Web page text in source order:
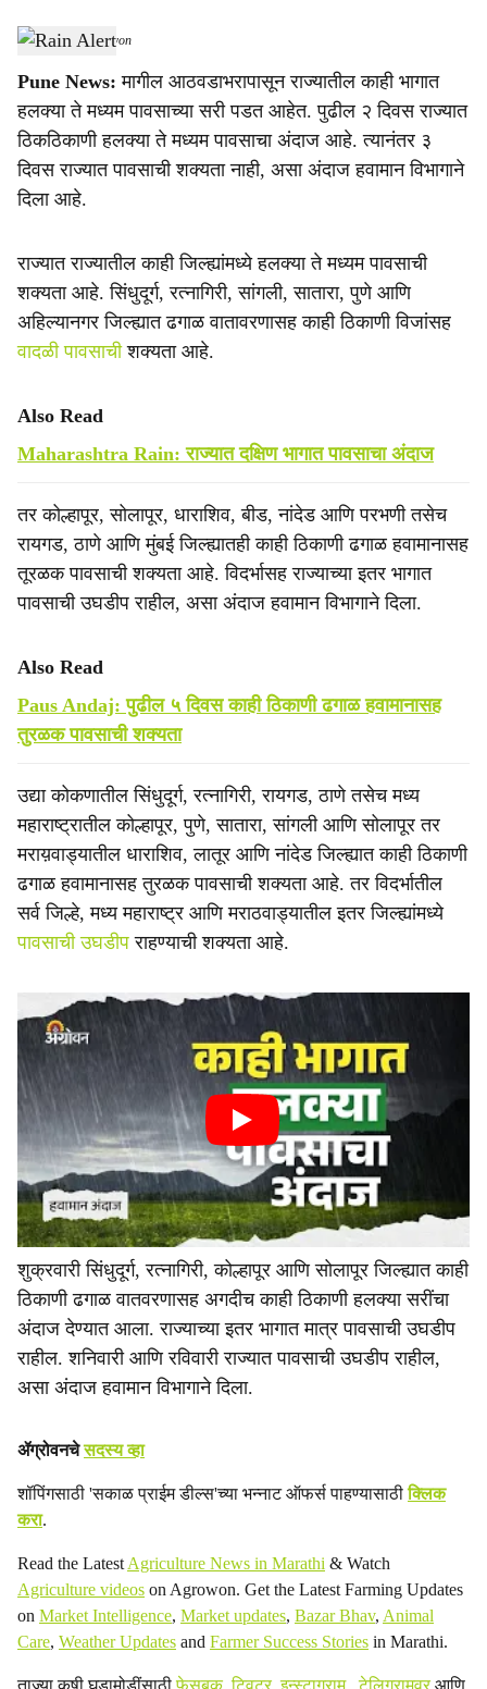
a
r
e
Rain Alert-Agrowon
Pune News: मागील आठवडाभरापासून राज्यातील काही भागात
हलक्या ते मध्यम पावसाच्या सरी पडत आहेत. पुढील २ दिवस राज्यात
ठिकठिकाणी हलक्या ते मध्यम पावसाचा अंदाज आहे. त्यानंतर ३
दिवस राज्यात पावसाची शक्यता नाही, असा अंदाज हवामान विभागाने
दिला आहे.
राज्यात राज्यातील काही जिल्ह्यांमध्ये हलक्या ते मध्यम पावसाची
शक्यता आहे. सिंधुदूर्ग, रत्नागिरी, सांगली, सातारा, पुणे आणि
अहिल्यानगर जिल्ह्यात ढगाळ वातावरणासह काही ठिकाणी विजांसह
वादळी पावसाचीशक्यता आहे.
Also Read
Maharashtra Rain: राज्यात दक्षिण भागात पावसाचा अंदाज
तर कोल्हापूर, सोलापूर, धाराशिव, बीड, नांदेड आणि परभणी तसेच
रायगड, ठाणे आणि मुंबई जिल्ह्यातही काही ठिकाणी ढगाळ हवामानासह
तूरळक पावसाची शक्यता आहे. विदर्भासह राज्याच्या इतर भागात
पावसाची उघडीप राहील, असा अंदाज हवामान विभागाने दिला.
Also Read
Paus Andaj: पुढील ५ दिवस काही ठिकाणी ढगाळ हवामानासह
तुरळक पावसाची शक्यता
उद्या कोकणातील सिंधुदूर्ग, रत्नागिरी, रायगड, ठाणे तसेच मध्य
महाराष्ट्रातील कोल्हापूर, पुणे, सातारा, सांगली आणि सोलापूर तर
मराय़वाड्यातील धाराशिव, लातूर आणि नांदेड जिल्ह्यात काही ठिकाणी
ढगाळ हवामानासह तुरळक पावसाची शक्यता आहे. तर विदर्भातील
सर्व जिल्हे, मध्य महाराष्ट्र आणि मराठवाड्यातील इतर जिल्ह्यांमध्ये
पावसाची उघडीप राहण्याची शक्यता आहे.
शुक्रवारी सिंधुदूर्ग, रत्नागिरी, कोल्हापूर आणि सोलापूर जिल्ह्यात काही
ठिकाणी ढगाळ वातवरणासह अगदीच काही ठिकाणी हलक्या सरींचा
अंदाज देण्यात आला. राज्याच्या इतर भागात मात्र पावसाची उघडीप
राहील. शनिवारी आणि रविवारी राज्यात पावसाची उघडीप राहील,
असा अंदाज हवामान विभागाने दिला.
ॲग्रोवनचेसदस्य व्हा
शॉपिंगसाठी 'सकाळ प्राईम डील्स'च्या भन्नाट ऑफर्स पाहण्यासाठीक्लिक
करा.
Read the Latest Agriculture News in Marathi & Watch
Agriculture videos on Agrowon. Get the Latest Farming Updates
on Market Intelligence, Market updates, Bazar Bhav, Animal
Care, Weather Updates and Farmer Success Stories in Marathi.
ताज्या कृषी घडामोडींसाठीफेसबुक,ट्विटर,इन्स्टाग्राम ,टेलिग्रामवरआणि